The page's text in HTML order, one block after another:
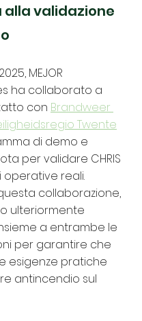
alla validazione
MEJOR
ha collaborato a
con Brandweer
Twente
di demo e
per validare CHRIS
operative reali.
questa collaborazione,
ulteriormente
a entrambe le
per garantire che
esigenze pratiche
antincendio sul